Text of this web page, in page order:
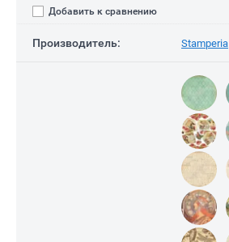
Добавить к сравнению
Производитель: Stamperia